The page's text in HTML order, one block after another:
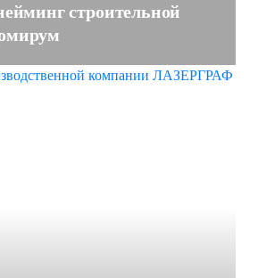
строительной